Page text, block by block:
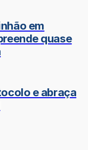
em
quase
e abraça